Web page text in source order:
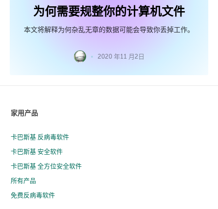
为何需要规整你的计算机文件
本文将解释为何杂乱无章的数据可能会导致你丢掉工作。
2020 年11 月2日
家用产品
卡巴斯基 反病毒软件
卡巴斯基 安全软件
卡巴斯基 全方位安全软件
所有产品
免费反病毒软件